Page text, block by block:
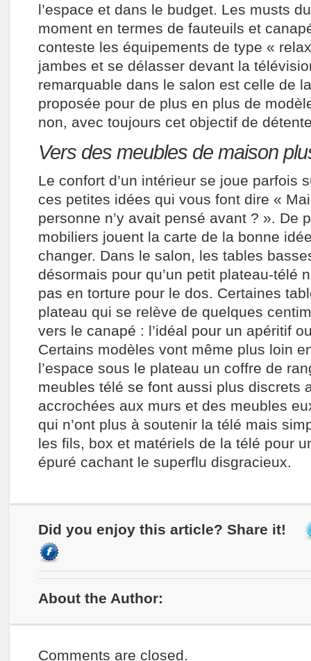
l’espace et dans le budget. Les musts
moment en termes de fauteuils et
conteste les équipements de type «
jambes et se délasser devant la
remarquable dans le salon est celle de
proposée pour de plus en plus de
non, avec toujours cet objectif de
Vers des meubles de maison
Le confort d’un intérieur se joue parfois
ces petites idées qui vous font dire «
personne n’y avait pensé avant ? ». De
mobiliers jouent la carte de la bonne
changer. Dans le salon, les tables
désormais pour qu’un petit plateau-télé
pas en torture pour le dos. Certaines
plateau qui se relève de quelques
vers le canapé : l’idéal pour un apéritif
Certains modèles vont même plus loin
l’espace sous le plateau un coffre de
meubles télé se font aussi plus discrets
accrochées aux murs et des meubles
qui n’ont plus à soutenir la télé mais
les fils, box et matériels de la télé pour
épuré cachant le superflu disgracieux.
Did you enjoy this article? Share it!
About the Author:
Comments are closed.